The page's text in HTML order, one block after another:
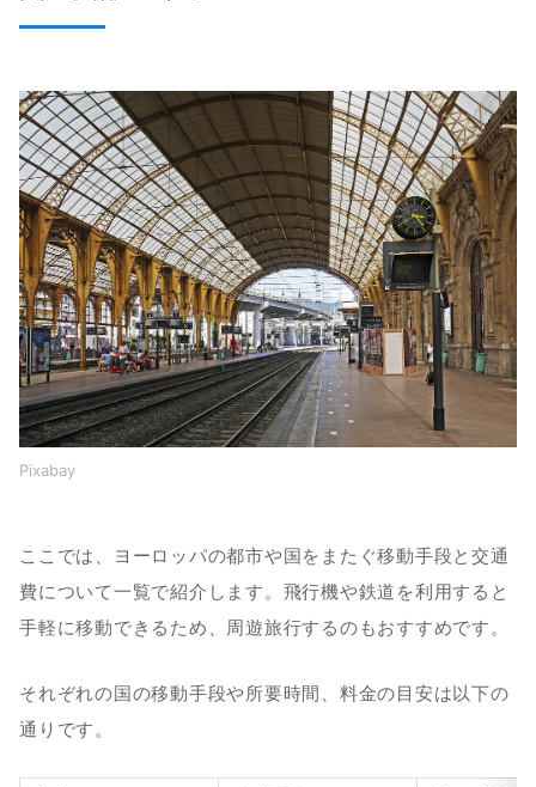
Pixabay
ここでは、ヨーロッパの都市や国をまたぐ移動手段と交通
費について一覧で紹介します。飛行機や鉄道を利用すると
手軽に移動できるため、周遊旅行するのもおすすめです。
それぞれの国の移動手段や所要時間、料金の目安は以下の
通りです。